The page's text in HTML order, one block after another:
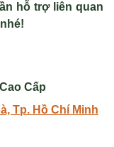
hỗ trợ liên quan
Cấp
Tp. Hồ Chí Minh